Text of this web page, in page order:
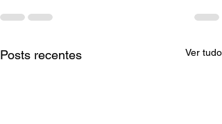
Posts recentes Ver tudo